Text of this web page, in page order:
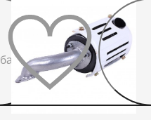
бажаного